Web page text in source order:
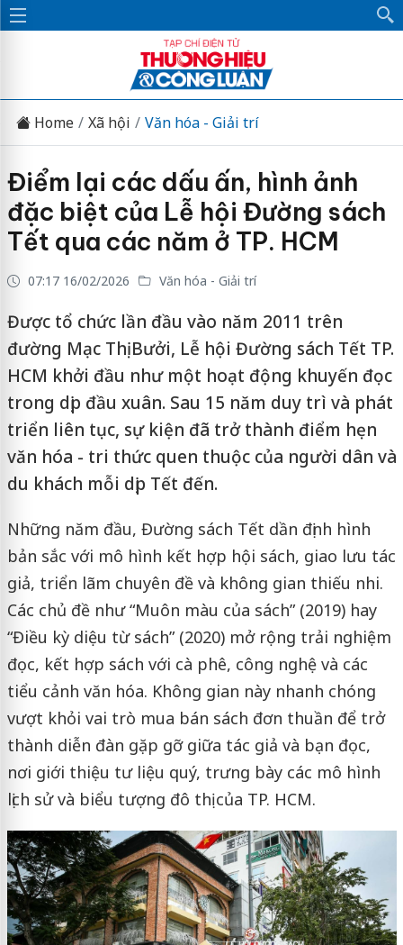
Home Xã hội Văn hóa - Giải trí
Điểm lại các dấu ấn, hình ảnh
đặc biệt của Lễ hội Đường sách
Tết qua các năm ở TP. HCM
07:17 16/02/2026 Văn hóa - Giải trí
Được tổ chức lần đầu vào năm 2011 trên
đường Mạc Thị Bưởi, Lễ hội Đường sách Tết TP.
HCM khởi đầu như một hoạt động khuyến đọc
trong dịp đầu xuân. Sau 15 năm duy trì và phát
triển liên tục, sự kiện đã trở thành điểm hẹn
văn hóa - tri thức quen thuộc của người dân và
du khách mỗi dịp Tết đến.
Những năm đầu, Đường sách Tết dần định hình
bản sắc với mô hình kết hợp hội sách, giao lưu tác
giả, triển lãm chuyên đề và không gian thiếu nhi.
Các chủ đề như “Muôn màu của sách” (2019) hay
“Điều kỳ diệu từ sách” (2020) mở rộng trải nghiệm
đọc, kết hợp sách với cà phê, công nghệ và các
tiểu cảnh văn hóa. Không gian này nhanh chóng
vượt khỏi vai trò mua bán sách đơn thuần để trở
thành diễn đàn gặp gỡ giữa tác giả và bạn đọc,
nơi giới thiệu tư liệu quý, trưng bày các mô hình
lịch sử và biểu tượng đô thị của TP. HCM.